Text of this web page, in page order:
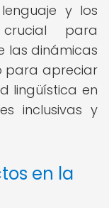
y los
para
las dinámicas
para apreciar
lingüística en
inclusivas y
en la